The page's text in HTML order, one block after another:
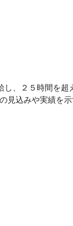
し、２５時間を超
見込みや実績を